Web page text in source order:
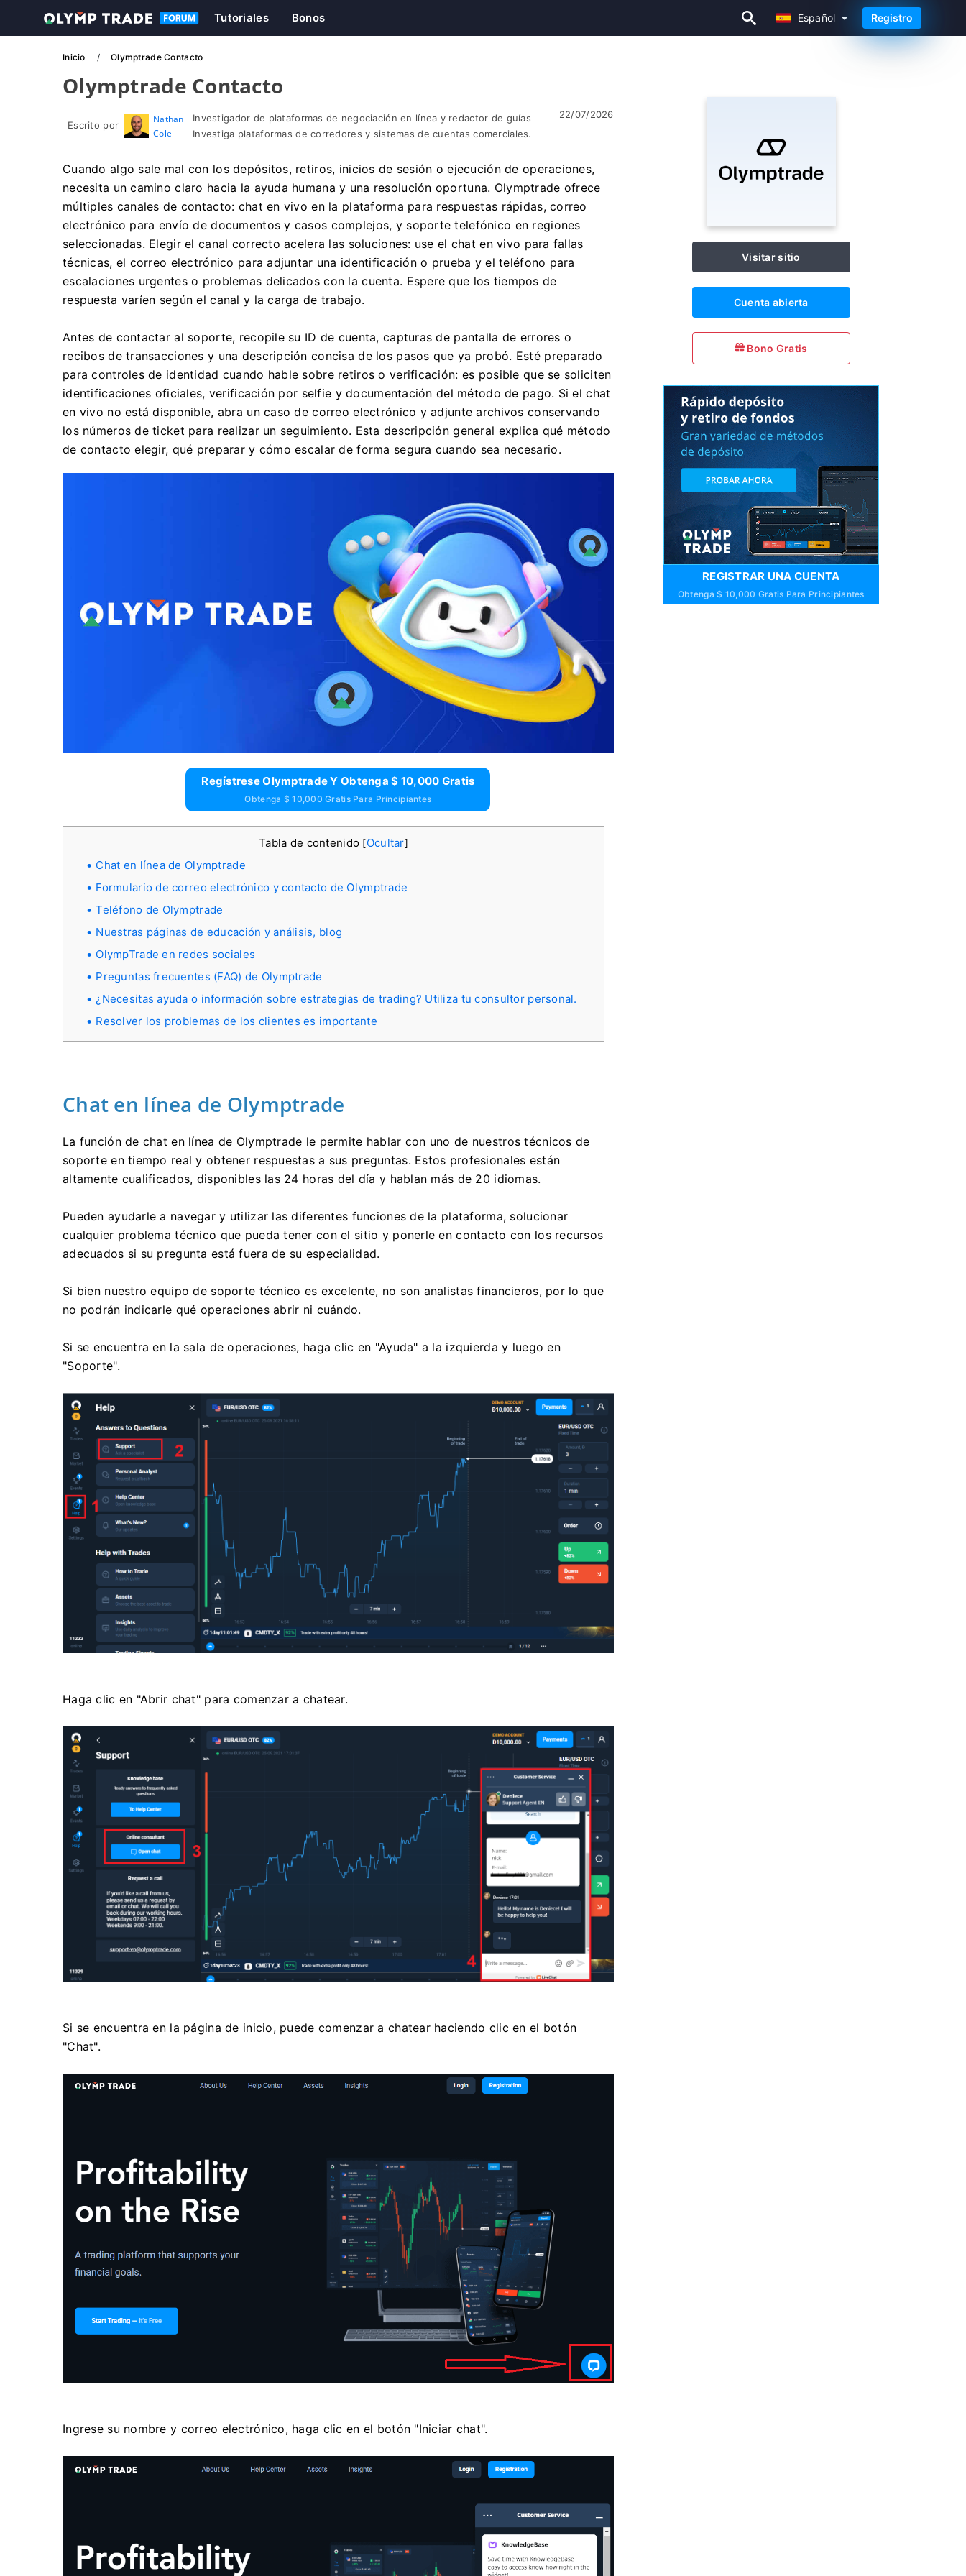
Español
Tutoriales Bonos Español Registro
Inicio Olymptrade Contacto
Olymptrade Contacto
Escrito por
Nathan
Cole
Investigador de plataformas de negociación en línea y redactor de guías
Investiga plataformas de corredores y sistemas de cuentas comerciales.
22/07/2026
Cuando algo sale mal con los depósitos, retiros, inicios de sesión o ejecución de operaciones,
necesita un camino claro hacia la ayuda humana y una resolución oportuna. Olymptrade ofrece
múltiples canales de contacto: chat en vivo en la plataforma para respuestas rápidas, correo
electrónico para envío de documentos y casos complejos, y soporte telefónico en regiones
seleccionadas. Elegir el canal correcto acelera las soluciones: use el chat en vivo para fallas
técnicas, el correo electrónico para adjuntar una identificación o prueba y el teléfono para
escalaciones urgentes o problemas delicados con la cuenta. Espere que los tiempos de
respuesta varíen según el canal y la carga de trabajo.
Antes de contactar al soporte, recopile su ID de cuenta, capturas de pantalla de errores o
recibos de transacciones y una descripción concisa de los pasos que ya probó. Esté preparado
para controles de identidad cuando hable sobre retiros o verificación: es posible que se soliciten
identificaciones oficiales, verificación por selfie y documentación del método de pago. Si el chat
en vivo no está disponible, abra un caso de correo electrónico y adjunte archivos conservando
los números de ticket para realizar un seguimiento. Esta descripción general explica qué método
de contacto elegir, qué preparar y cómo escalar de forma segura cuando sea necesario.
Regístrese Olymptrade Y Obtenga $ 10,000 Gratis
Obtenga $ 10,000 Gratis Para Principiantes
Tabla de contenido [Ocultar]
Chat en línea de Olymptrade
Formulario de correo electrónico y contacto de Olymptrade
Teléfono de Olymptrade
Nuestras páginas de educación y análisis, blog
OlympTrade en redes sociales
Preguntas frecuentes (FAQ) de Olymptrade
¿Necesitas ayuda o información sobre estrategias de trading? Utiliza tu consultor personal.
Resolver los problemas de los clientes es importante
Chat en línea de Olymptrade
La función de chat en línea de Olymptrade le permite hablar con uno de nuestros técnicos de
soporte en tiempo real y obtener respuestas a sus preguntas. Estos profesionales están
altamente cualificados, disponibles las 24 horas del día y hablan más de 20 idiomas.
Pueden ayudarle a navegar y utilizar las diferentes funciones de la plataforma, solucionar
cualquier problema técnico que pueda tener con el sitio y ponerle en contacto con los recursos
adecuados si su pregunta está fuera de su especialidad.
Si bien nuestro equipo de soporte técnico es excelente, no son analistas financieros, por lo que
no podrán indicarle qué operaciones abrir ni cuándo.
Si se encuentra en la sala de operaciones, haga clic en "Ayuda" a la izquierda y luego en
"Soporte".
Haga clic en "Abrir chat" para comenzar a chatear.
Si se encuentra en la página de inicio, puede comenzar a chatear haciendo clic en el botón
"Chat".
Ingrese su nombre y correo electrónico, haga clic en el botón "Iniciar chat".
Visitar sitio
Cuenta abierta
Bono Gratis
REGISTRAR UNA CUENTA
Obtenga $ 10,000 Gratis Para Principiantes